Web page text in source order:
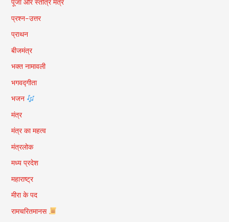
पूजा और स्तोत्र मंत्र
प्रश्न-उत्तर
प्राथन
बीजमंत्र
भक्त नामावली
भगवद्गीता
भजन
मंत्र
मंत्र का महत्व
मंत्रलोक
मध्य प्रदेश
महाराष्ट्र
मीरा के पद
रामचरितमानस